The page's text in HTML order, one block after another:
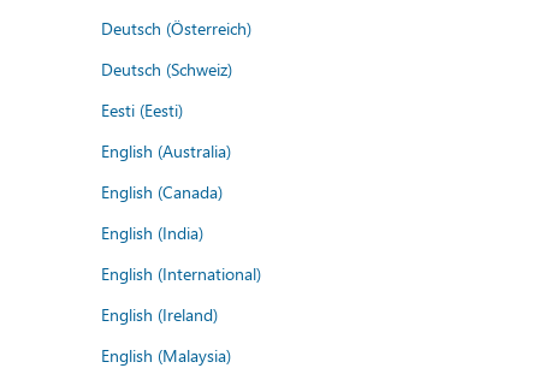
Deutsch (Österreich)
Deutsch (Schweiz)
Eesti (Eesti)
English (Australia)
English (Canada)
English (India)
English (International)
English (Ireland)
English (Malaysia)